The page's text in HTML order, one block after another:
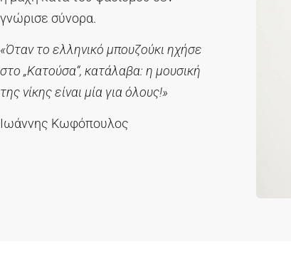
γνώρισε σύνορα.
«Όταν το ελληνικό μπουζούκι ηχήσε
στο „Κατούσα“, κατάλαβα: η μουσική
της νίκης είναι μία για όλους!»
Ιωάννης Κωφόπουλος